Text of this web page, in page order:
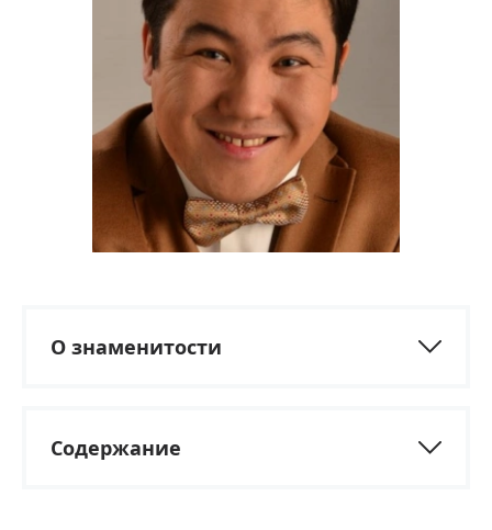
О знаменитости
Содержание